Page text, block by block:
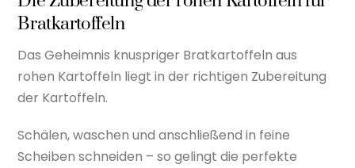
Bratkartoffeln
Das Geheimnis knuspriger Bratkartoffeln aus
rohen Kartoffeln liegt in der richtigen Zubereitung
der Kartoffeln.
Schälen, waschen und anschließend in feine
Scheiben schneiden – so gelingt die perfekte